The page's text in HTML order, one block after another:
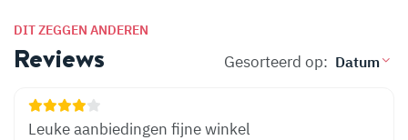
DIT ZEGGEN ANDEREN
Reviews Gesorteerd op:
Leuke aanbiedingen fijne winkel